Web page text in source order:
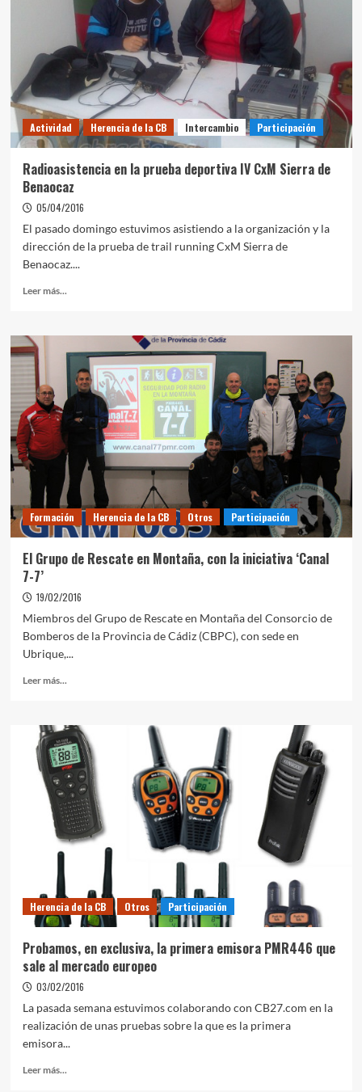
Actividad Herencia de la CB Intercambio Participación
Radioasistencia en la prueba deportiva IV CxM Sierra de
Benaocaz
05/04/2016
El pasado domingo estuvimos asistiendo a la organización y la
dirección de la prueba de trail running CxM Sierra de
Benaocaz....
Leer más...
Formación Herencia de la CB Otros Participación
El Grupo de Rescate en Montaña, con la iniciativa ‘Canal
7-7’
19/02/2016
Miembros del Grupo de Rescate en Montaña del Consorcio de
Bomberos de la Provincia de Cádiz (CBPC), con sede en
Ubrique,...
Leer más...
Herencia de la CB Otros Participación
Probamos, en exclusiva, la primera emisora PMR446 que
sale al mercado europeo
03/02/2016
La pasada semana estuvimos colaborando con CB27.com en la
realización de unas pruebas sobre la que es la primera
emisora...
Leer más...